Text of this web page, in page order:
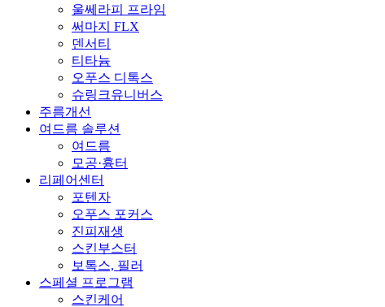
울쎄라피 프라임
써마지 FLX
덴서티
티타늄
오푸스 디톡스
슈링크유니버스
주름개선
여드름 솔루션
여드름
모공·흉터
리페어센터
포텐자
오푸스 포커스
진피재생
스킨부스터
보톡스, 필러
스페셜 프로그램
스킨케어